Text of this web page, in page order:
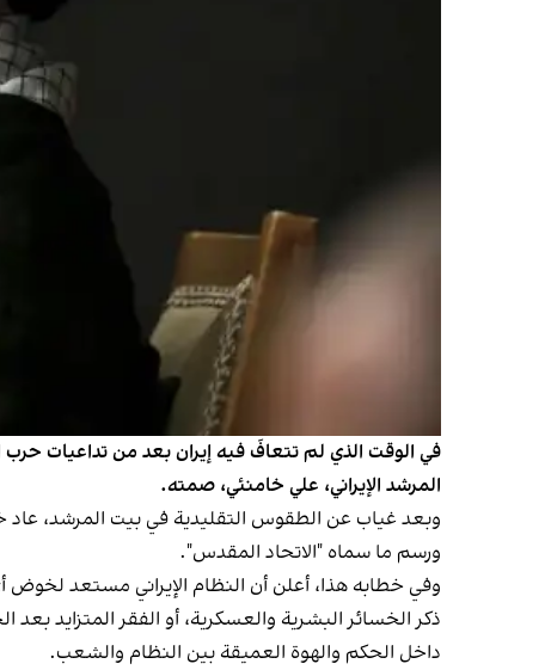
المرشد الإيراني، علي خامنئي، صمته.
وبعد غياب عن الطقوس التقليدية في بيت المرشد، عاد
ورسم ما سماه "الاتحاد المقدس".
وفي خطابه هذا، أعلن أن النظام الإيراني مستعد
ذكر الخسائر البشرية والعسكرية، أو الفقر المتزايد
داخل الحكم والهوة العميقة بين النظام والشعب.